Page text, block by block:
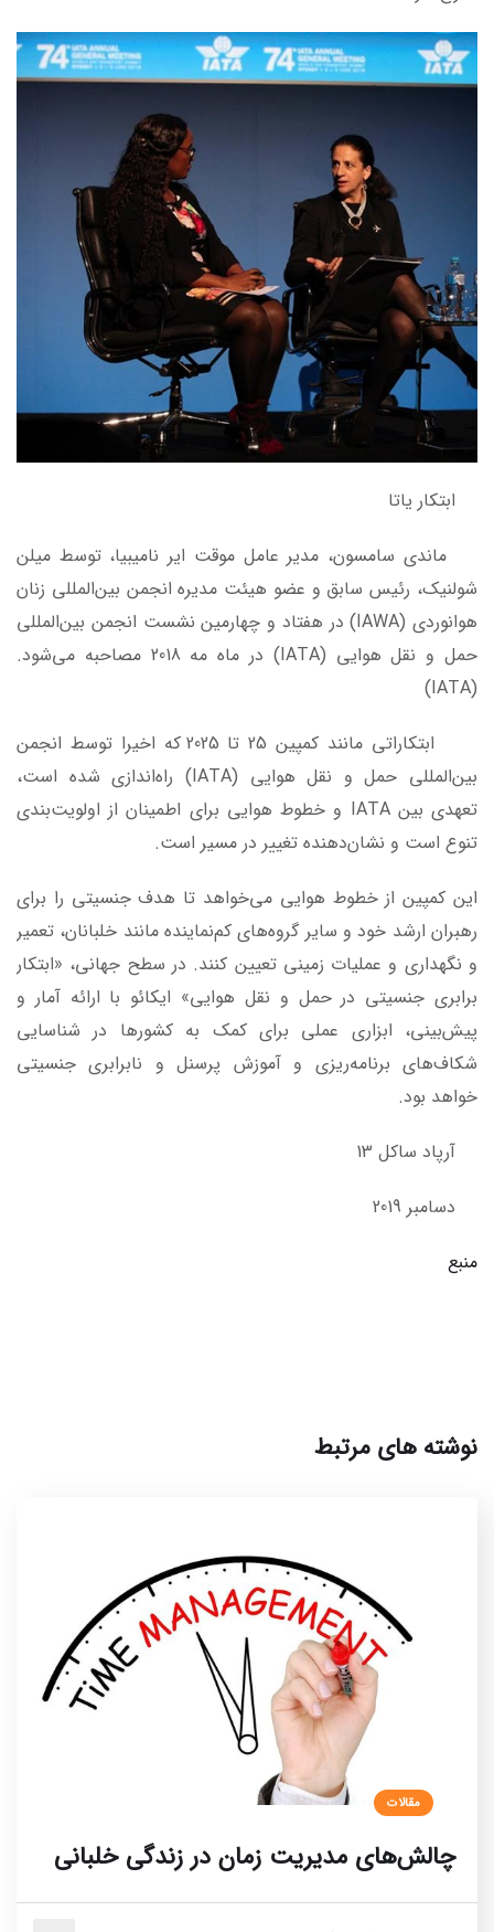
ابتکار یاتا
ماندی سامسون، مدیر عامل موقت ایر نامیبیا، توسط میلن
شولنیک، رئیس سابق و عضو هیئت مدیره انجمن بین‌المللی زنان
هوانوردی (IAWA) در هفتاد و چهارمین نشست انجمن بین‌المللی
حمل و نقل هوایی (IATA) در ماه مه 2018 مصاحبه می‌شود.
(IATA)
ابتکاراتی مانند کمپین 25 تا 2025 که اخیرا توسط انجمن
بین‌المللی حمل و نقل هوایی (IATA) راه‌اندازی شده است،
تعهدی بین IATA و خطوط هوایی برای اطمینان از اولویت‌بندی
تنوع است و نشان‌دهنده تغییر در مسیر است.
این کمپین از خطوط هوایی می‌خواهد تا هدف جنسیتی را برای
رهبران ارشد خود و سایر گروه‌های کم‌نماینده مانند خلبانان، تعمیر
و نگهداری و عملیات زمینی تعیین کنند. در سطح جهانی، «ابتکار
برابری جنسیتی در حمل و نقل هوایی» ایکائو با ارائه آمار و
پیش‌بینی، ابزاری عملی برای کمک به کشورها در شناسایی
شکاف‌های برنامه‌ریزی و آموزش پرسنل و نابرابری جنسیتی
خواهد بود.
آرپاد ساکل 13
دسامبر 2019
منبع
نوشته های مرتبط
مقالات
چالش‌های مدیریت زمان در زندگی خلبانی